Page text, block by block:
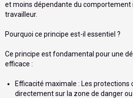
et moins dépendante du comportement
travailleur.
Pourquoi ce principe est-il essentiel ?
Ce principe est fondamental pour une
efficace :
Efficacité maximale : Les protections
directement sur la zone de danger